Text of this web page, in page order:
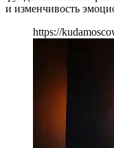
и изменчивость
https://